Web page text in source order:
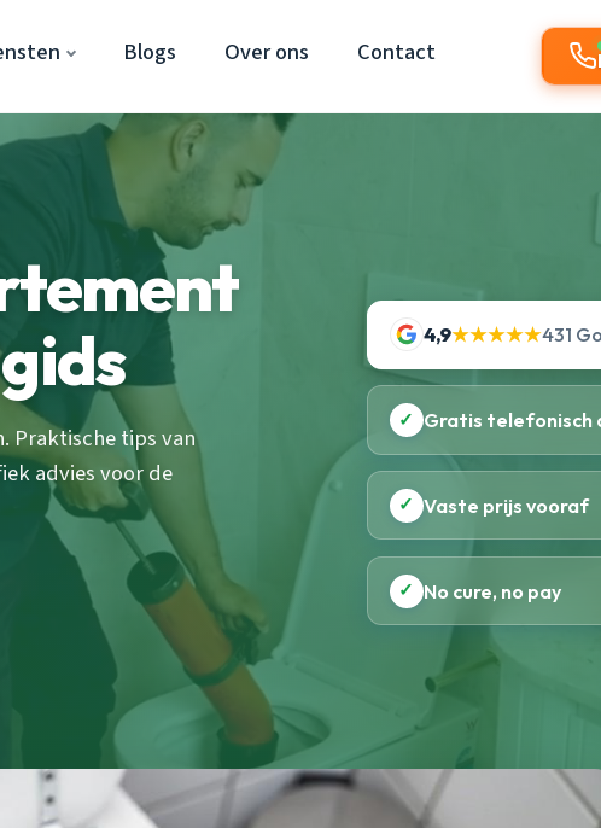
Blogs Over ons Contact
Praktische tips van
advies voor de
4,9★★★★★431
✓ Gratis telefonisch
✓ Vaste prijs vooraf
✓ No cure, no pay